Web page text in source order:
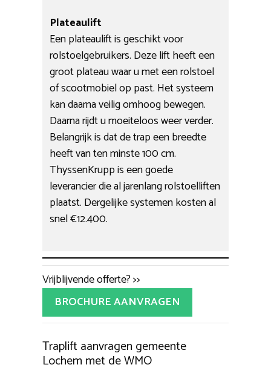
Plateaulift
Een plateaulift is geschikt voor
rolstoelgebruikers. Deze lift heeft een
groot plateau waar u met een rolstoel
of scootmobiel op past. Het systeem
kan daarna veilig omhoog bewegen.
Daarna rijdt u moeiteloos weer verder.
Belangrijk is dat de trap een breedte
heeft van ten minste 100 cm.
ThyssenKrupp is een goede
leverancier die al jarenlang rolstoelliften
plaatst. Dergelijke systemen kosten al
snel €12.400.
Vrijblijvende offerte? >>
BROCHURE AANVRAGEN
Traplift aanvragen gemeente
Lochem met de WMO